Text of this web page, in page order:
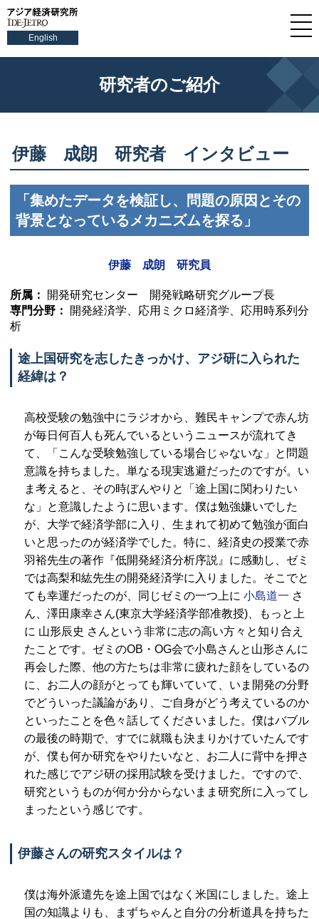
English
研究者のご紹介
伊藤 成朗 研究者 インタビュー
「集めたデータを検証し、問題の原因とその
背景となっているメカニズムを探る」
伊藤 成朗 研究員
所属：
開発研究センター 開発戦略研究グループ長
専門分野：
開発経済学、応用ミクロ経済学、応用時系列分
析
途上国研究を志したきっかけ、アジ研に入られた
経緯は？
高校受験の勉強中にラジオから、難民キャンプで赤ん坊
が毎日何百人も死んでいるというニュースが流れてき
て、「こんな受験勉強している場合じゃないな」と問題
意識を持ちました。単なる現実逃避だったのですが。い
ま考えると、その時ぼんやりと「途上国に関わりたい
な」と意識したように思います。僕は勉強嫌いでした
が、大学で経済学部に入り、生まれて初めて勉強が面白
いと思ったのが経済学でした。特に、経済史の授業で赤
羽裕先生の著作『低開発経済分析序説』に感動し、ゼミ
では高梨和紘先生の開発経済学に入りました。そこでと
ても幸運だったのが、同じゼミの一つ上に 小島道一 さ
ん、澤田康幸さん(東京大学経済学部准教授)、もっと上
に 山形辰史 さんという非常に志の高い方々と知り合え
たことです。ゼミのOB・OG会で小島さんと山形さんに
再会した際、他の方たちは非常に疲れた顔をしているの
に、お二人の顔がとっても輝いていて、いま開発の分野
でどういった議論があり、ご自身がどう考えているのか
といったことを色々話してくださいました。僕はバブル
の最後の時期で、すでに就職も決まりかけていたんです
が、僕も何か研究をやりたいなと、お二人に背中を押さ
れた感じでアジ研の採用試験を受けました。ですので、
研究というものが何か分からないまま研究所に入ってし
まったという感じです。
伊藤さんの研究スタイルは？
僕は海外派遣先を途上国ではなく米国にしました。途上
国の知識よりも、まずちゃんと自分の分析道具を持ちた